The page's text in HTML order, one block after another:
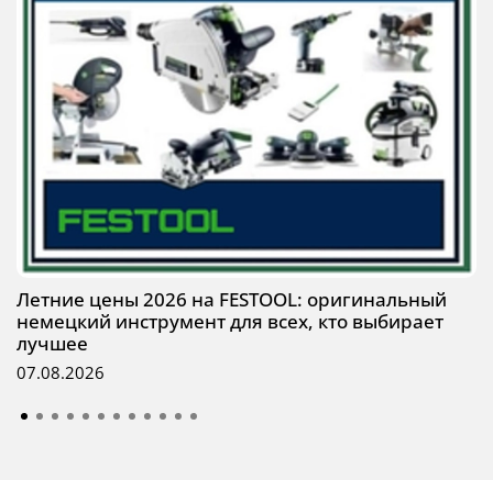
Летние цены 2026 на FESTOOL: оригинальный
немецкий инструмент для всех, кто выбирает
лучшее
07.08.2026